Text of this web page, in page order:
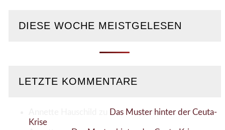
DIESE WOCHE MEISTGELESEN
LETZTE KOMMENTARE
Das Muster hinter der Ceuta-
Krise